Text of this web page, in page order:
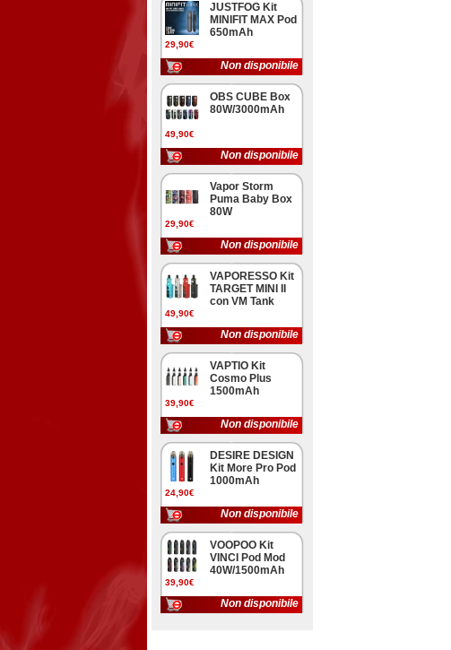
29,90€
JUSTFOG Kit
MINIFIT MAX Pod
650mAh
Non disponibile
49,90€
OBS CUBE Box
80W/3000mAh
Non disponibile
29,90€
Vapor Storm
Puma Baby Box
80W
Non disponibile
49,90€
VAPORESSO Kit
TARGET MINI II
con VM Tank
Non disponibile
39,90€
VAPTIO Kit
Cosmo Plus
1500mAh
Non disponibile
24,90€
DESIRE DESIGN
Kit More Pro Pod
1000mAh
Non disponibile
39,90€
VOOPOO Kit
VINCI Pod Mod
40W/1500mAh
Non disponibile